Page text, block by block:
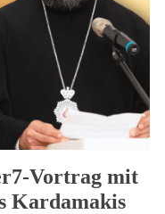
Vortrag mit
Kardamakis